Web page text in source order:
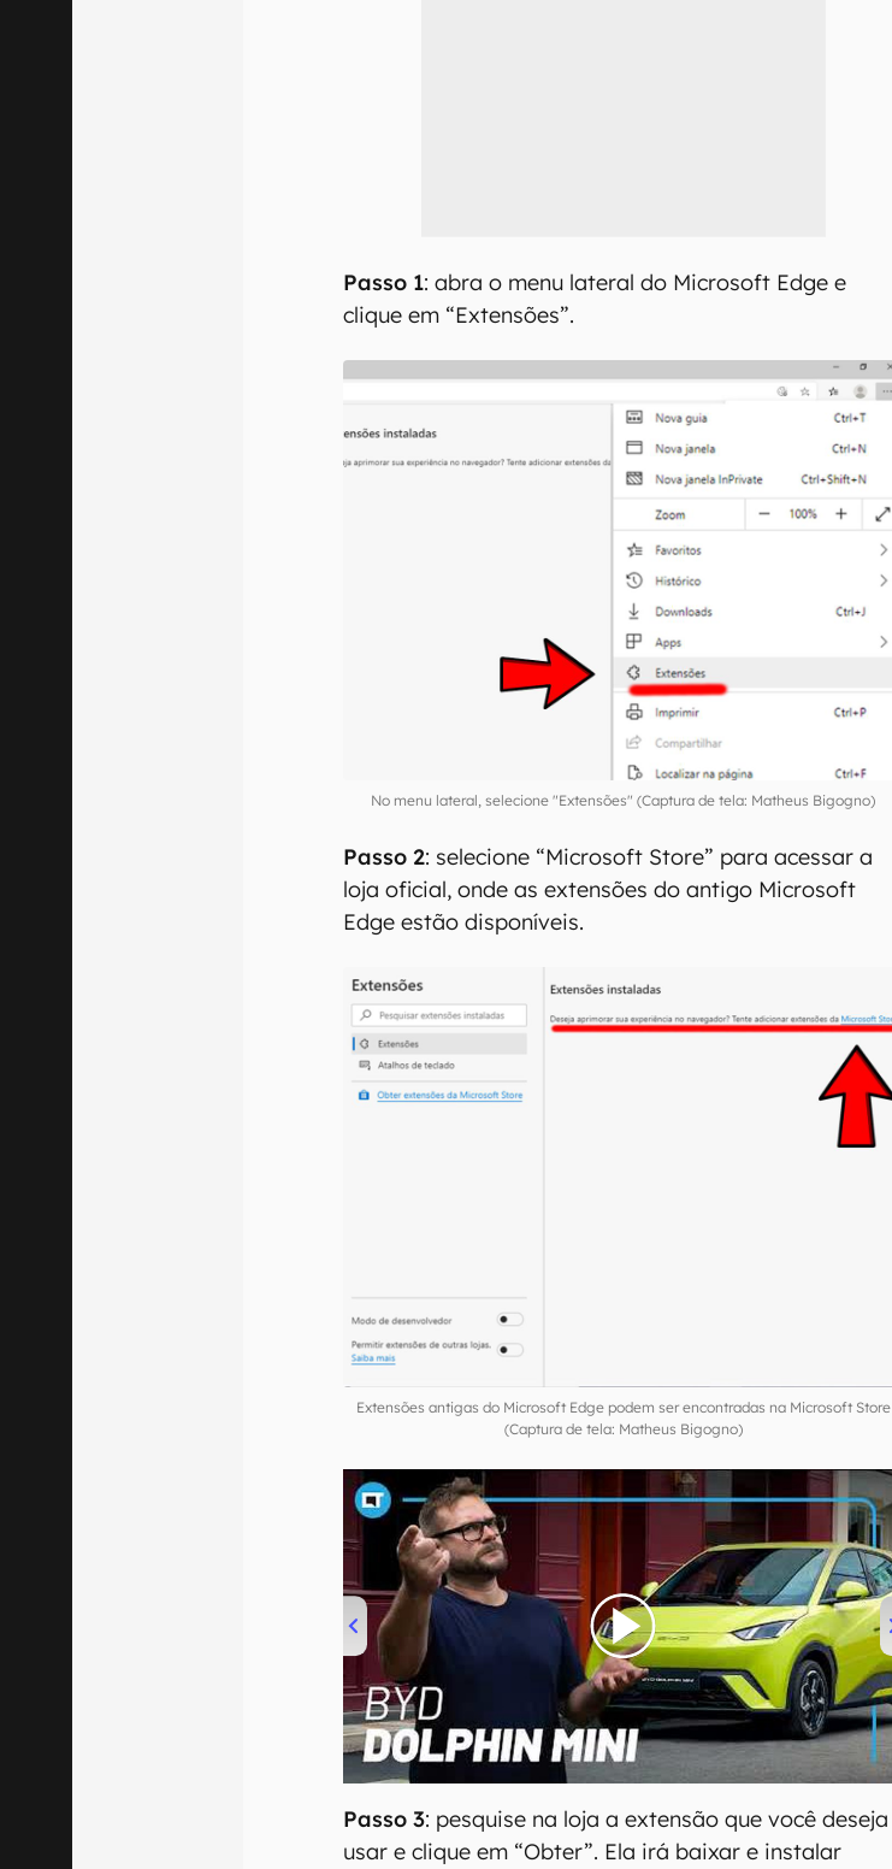
Passo 1: abra o menu lateral do Microsoft Edge e
clique em “Extensões”.
No menu lateral, selecione "Extensões" (Captura de tela: Matheus Bigogno)
Passo 2: selecione “Microsoft Store” para acessar a
loja oficial, onde as extensões do antigo Microsoft
Edge estão disponíveis.
Extensões antigas do Microsoft Edge podem ser encontradas na Microsoft Store
(Captura de tela: Matheus Bigogno)
00:00/04:07
Passo 3: pesquise na loja a extensão que você deseja
usar e clique em “Obter”. Ela irá baixar e instalar